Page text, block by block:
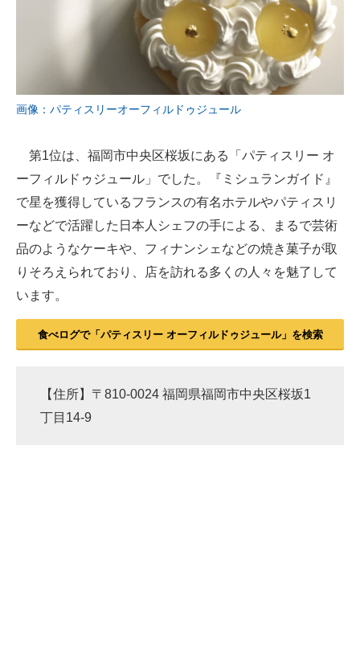
画像：パティスリーオーフィルドゥジュール
第1位は、福岡市中央区桜坂にある「パティスリー オ
ーフィルドゥジュール」でした。『ミシュランガイド』
で星を獲得しているフランスの有名ホテルやパティスリ
ーなどで活躍した日本人シェフの手による、まるで芸術
品のようなケーキや、フィナンシェなどの焼き菓子が取
りそろえられており、店を訪れる多くの人々を魅了して
います。
食べログで「パティスリー オーフィルドゥジュール」を検索
【住所】〒810-0024 福岡県福岡市中央区桜坂1
丁目14-9